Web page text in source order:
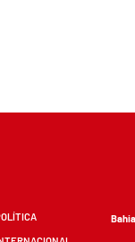
Bahia